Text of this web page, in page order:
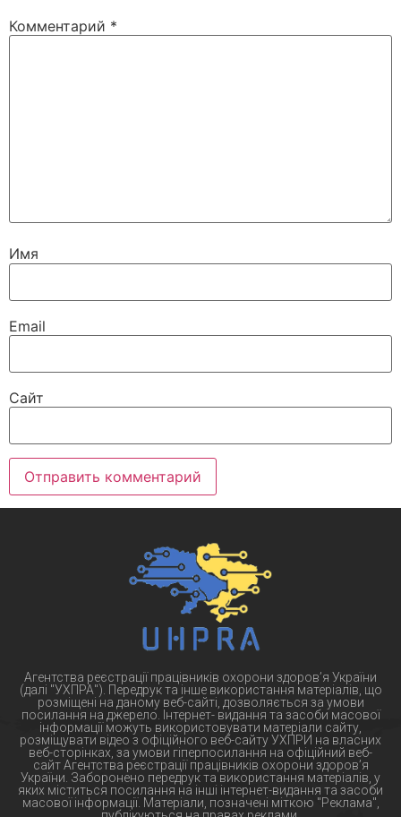
Комментарий *
Имя
Email
Сайт
Агентства реєстрації працівників охорони здоров’я України
(далі "УХПРА"). Передрук та інше використання матеріалів, що
розміщені на даному веб-сайті, дозволяється за умови
посилання на джерело. Інтернет- видання та засоби масової
інформації можуть використовувати матеріали сайту,
розміщувати відео з офіційного веб-сайту УХПРИ на власних
веб-сторінках, за умови гіперпосилання на офіційний веб-
сайт Агентства реєстрації працівників охорони здоров’я
України. Заборонено передрук та використання матеріалів, у
яких міститься посилання на інші інтернет-видання та засоби
масової інформації. Матеріали, позначені міткою "Реклама",